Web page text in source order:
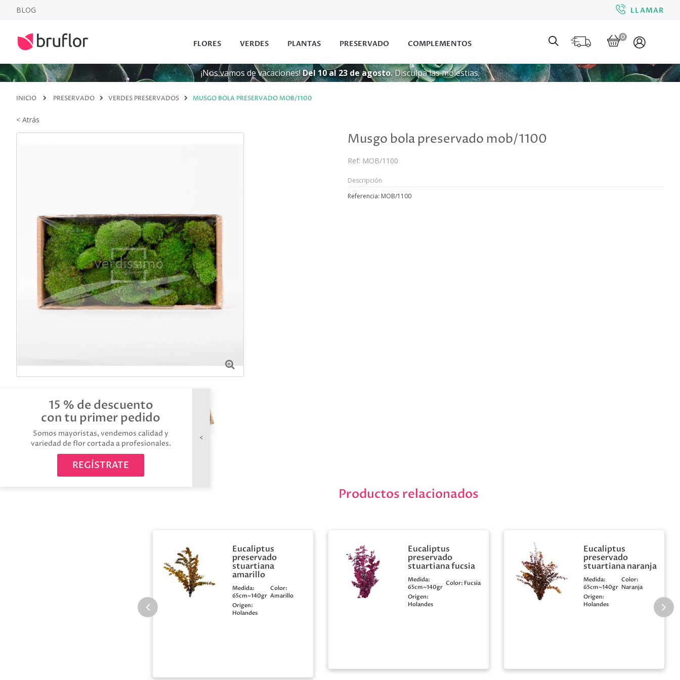
15 % de descuento
con tu primer pedido
Somos mayoristas, vendemos calidad y
variedad de flor cortada a profesionales.
REGÍSTRATE
BLOG LLAMAR
0
FLORES VERDES PLANTAS PRESERVADO COMPLEMENTOS
¡Nos vamos de vacaciones!Del 10 al 23 de agosto.Disculpa las molestias.
INICIO PRESERVADO VERDES PRESERVADOS MUSGO BOLA PRESERVADO MOB/1100
< Atrás
Musgo bola preservado mob/1100
Ref: MOB/1100
Descripción
Referencia: MOB/1100
Productos relacionados
Eucaliptus
preservado
stuartiana
amarillo
Medida:
65cm~140gr
Color:
Amarillo
Origen:
Holandes
Eucaliptus
preservado
stuartiana fucsia
Medida:
65cm~140gr
Color: Fucsia
Origen:
Holandes
Eucaliptus
preservado
stuartiana naranja
Medida:
65cm~140gr
Color:
Naranja
Origen:
Holandes